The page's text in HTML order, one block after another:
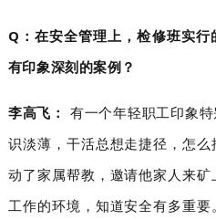
Q：在安全管理上，检修班实
有印象深刻的案例？
李高飞： 有一个年轻职工印象
识淡薄，干活总想走捷径，怎
动了家属帮教，邀请他家人来
工作的环境，知道安全有多重